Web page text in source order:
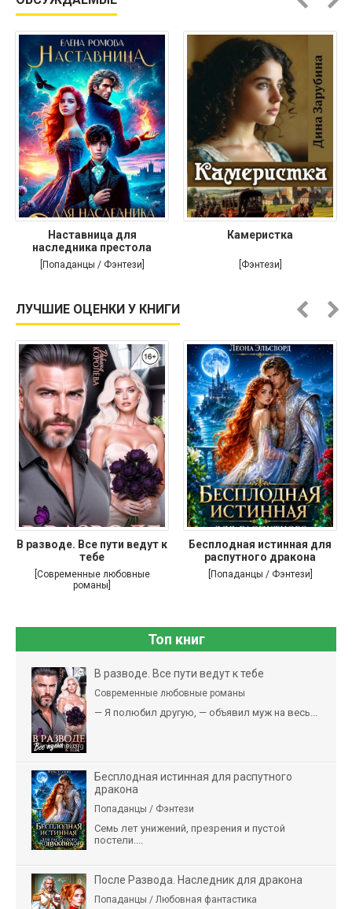
Наставница для
наследника престола
[Попаданцы / Фэнтези]
Камеристка
[Фэнтези]
ЛУЧШИЕ ОЦЕНКИ У КНИГИ
В разводе. Все пути ведут к
тебе
[Современные любовные
романы]
Бесплодная истинная для
распутного дракона
[Попаданцы / Фэнтези]
Топ книг
В разводе. Все пути ведут к тебе
Современные любовные романы
— Я полюбил другую, — объявил муж на весь...
Бесплодная истинная для распутного
дракона
Попаданцы / Фэнтези
Семь лет унижений, презрения и пустой
постели....
После Развода. Наследник для дракона
Попаданцы / Любовная фантастика